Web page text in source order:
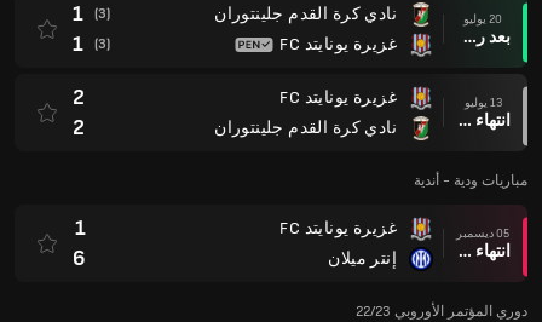
20 يوليو
بعد ركلات الترجيح
نادي كرة القدم جلينتوران
غزيرة يونايتد FC
(3)
1
(3)
1
13 يوليو
انتهاء وقت المباراة
غزيرة يونايتد FC
نادي كرة القدم جلينتوران
2
2
مباريات ودية - أندية
05 ديسمبر
انتهاء وقت المباراة
غزيرة يونايتد FC
إنتر ميلان
1
6
دوري المؤتمر الأوروبي 22/23